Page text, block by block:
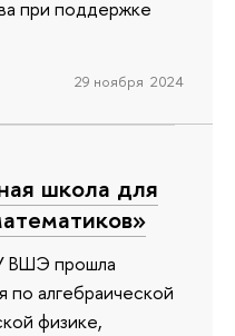
при поддержке
29 ноября 2024
школа для
ВШЭ прошла
по алгебраической
физике,